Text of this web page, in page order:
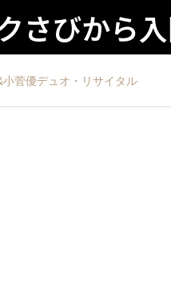
さびから
小菅優デュオ・リサイタル